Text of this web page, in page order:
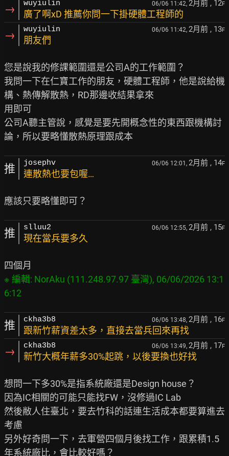
→ wuyiulin 06/06 11:42, 2月前 , 12F
廣了啊xD 推薦你問一下掛硬體工程師的
→ wuyiulin 06/06 11:42, 2月前 , 13F
朋友們
您是說我的修課範圍還是公司A的工作範圍？
我問一下在仁寶工作的朋友，硬體工程師，他是說給機
構、熱傳解散熱，RD那邊收結果拿來
用即可
公司A聽主管說，感覺是要先開概念性的東西跟機構討
推 josephv 06/06 12:01, 2月前 , 14F
連散熱也要包喔…
推 slluu2 06/06 12:55, 2月前 , 15F
現在當兵要多久
※ 編輯: NorAku (111.248.97.97 臺灣), 06/06/2026 13:1
推 ckha3b8 06/06 13:48, 2月前 , 16F
跟新竹薪資差太多，直接去當兵回來再找
→ ckha3b8 06/06 13:49, 2月前 , 17F
新竹大概年薪多30%起跳，以後要換也好找
想問一下多30%是指系統廠還是Design house？
因為IC相關的可能只能找FW，沒修過IC Lab
然後敝人住臺北，要去竹科的話連生活成本都要算進去
考慮
另外好奇問一下，去軍營四個月後找工作，跟累積1.5